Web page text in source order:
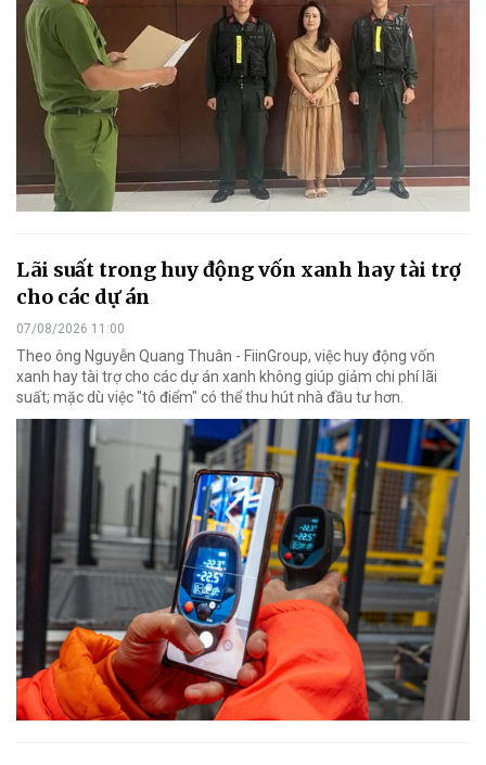
Lãi suất trong huy động vốn xanh hay tài trợ
cho các dự án
07/08/2026 11:00
Theo ông Nguyễn Quang Thuân - FiinGroup, việc huy động vốn
xanh hay tài trợ cho các dự án xanh không giúp giảm chi phí lãi
suất; mặc dù việc "tô điểm" có thể thu hút nhà đầu tư hơn.